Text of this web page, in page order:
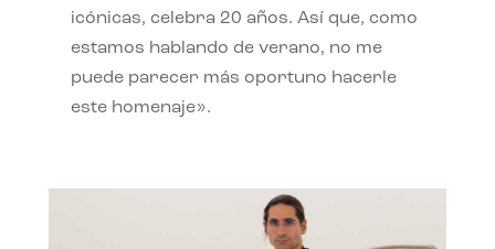
icónicas, celebra 20 años. Así que, como
estamos hablando de verano, no me
puede parecer más oportuno hacerle
este homenaje».